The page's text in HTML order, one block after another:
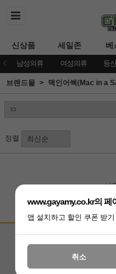
신상품 세일존 베
남성의류 여성의류 등
브랜드몰 맥인어쌕(Mac in a
정렬
상
고객상담센터
온라인 : 02-3409-0337
직영매장 : 02-3409-0339
www.gayamy.co.kr의 페
앱 설치하고 할인 쿠폰 받기
취소